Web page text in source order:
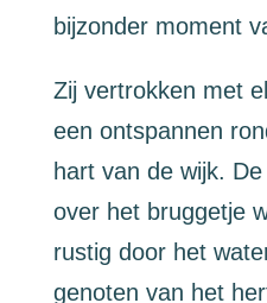
bijzonder moment
Zij vertrokken met
een ontspannen
hart van de wijk.
over het bruggetje
rustig door het
genoten van het